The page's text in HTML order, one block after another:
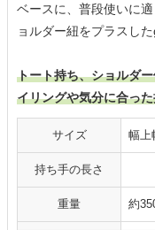
ベースに、普段使いに
ョルダー紐をプラスし
トート持ち、ショルダ
イリングや気分に合っ
サイズ 幅上
持ち手の長さ
重量 約